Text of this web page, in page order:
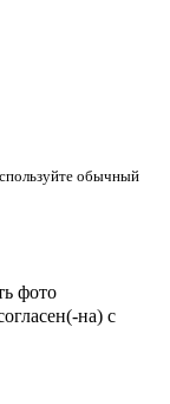
обычный
фото
на) с